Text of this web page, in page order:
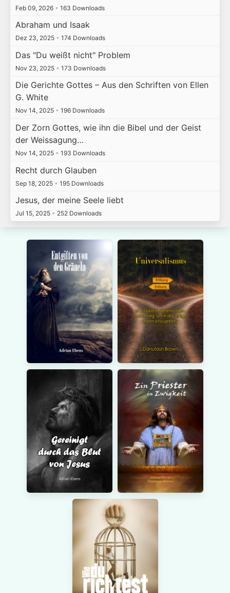
Feb 09, 2026 • 163 Downloads
Abraham und Isaak
Dez 23, 2025 • 174 Downloads
Das "Du weißt nicht" Problem
Nov 23, 2025 • 173 Downloads
Die Gerichte Gottes – Aus den Schriften von Ellen
G. White
Nov 14, 2025 • 196 Downloads
Der Zorn Gottes, wie ihn die Bibel und der Geist
der Weissagung…
Nov 14, 2025 • 193 Downloads
Recht durch Glauben
Sep 18, 2025 • 195 Downloads
Jesus, der meine Seele liebt
Jul 15, 2025 • 252 Downloads